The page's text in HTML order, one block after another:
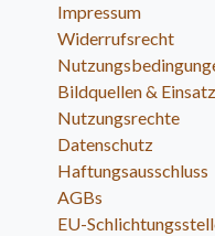
Impressum
Widerrufsrecht
Bildquellen &
Nutzungsrechte
Datenschutz
Haftungsausschluss
AGBs
EU-